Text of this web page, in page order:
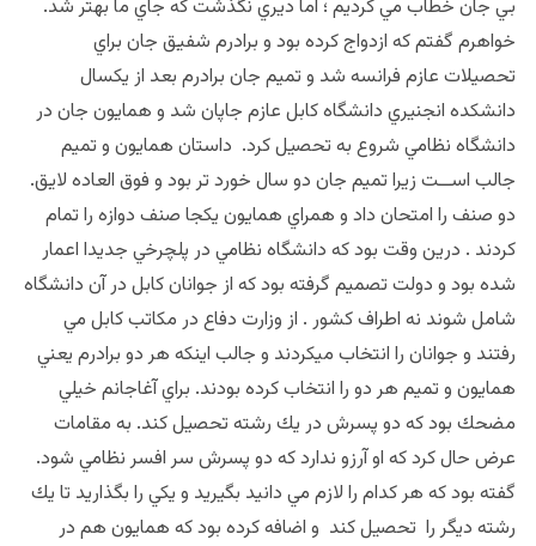
بي جان خطاب مي كرديم ؛ اما ديري نگذشت كه جاي ما بهتر شد.
خواهرم گفتم كه ازدواج كرده بود و برادرم شفيق جان براي
تحصيلات عازم فرانسه شد و تميم جان برادرم بعد از يكسال
دانشكده انجنيري دانشگاه كابل عازم جاپان شد و همايون جان در
دانشگاه نظامي شروع به تحصيل كرد. داستان همايون و تميم
جالب اســت زيرا تميم جان دو سال خورد تر بود و فوق العاده لايق.
دو صنف را امتحان داد و همراي همايون يكجا صنف دوازه را تمام
كردند . درين وقت بود كه دانشگاه نظامي در پلچرخي جديدا اعمار
شده بود و دولت تصميم گرفته بود كه از جوانان كابل در آن دانشگاه
شامل شوند نه اطراف كشور . از وزارت دفاع در مكاتب كابل مي
رفتند و جوانان را انتخاب ميكردند و جالب اينكه هر دو برادرم يعني
همايون و تميم هر دو را انتخاب كرده بودند. براي آغاجانم خيلي
مضحك بود كه دو پسرش در يك رشته تحصيل كند. به مقامات
عرض حال كرد كه او آرزو ندارد كه دو پسرش سر افسر نظامي شود.
گفته بود كه هر كدام را لازم مي دانيد بگيريد و يكي را بگذاريد تا يك
رشته ديگر را تحصيل كند و اضافه كرده بود كه همايون هم در